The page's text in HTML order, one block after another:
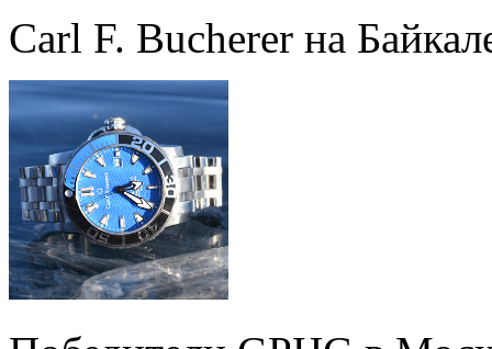
Carl F. Bucherer на